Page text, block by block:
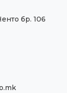
бр. 106